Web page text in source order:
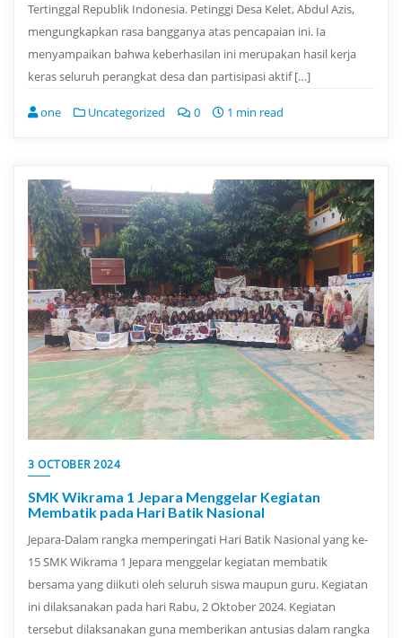
Tertinggal Republik Indonesia. Petinggi Desa Kelet, Abdul Azis,
mengungkapkan rasa bangganya atas pencapaian ini. Ia
menyampaikan bahwa keberhasilan ini merupakan hasil kerja
keras seluruh perangkat desa dan partisipasi aktif […]
one Uncategorized 0 1 min read
3 OCTOBER 2024
SMK Wikrama 1 Jepara Menggelar Kegiatan
Membatik pada Hari Batik Nasional
Jepara-Dalam rangka memperingati Hari Batik Nasional yang ke-
15 SMK Wikrama 1 Jepara menggelar kegiatan membatik
bersama yang diikuti oleh seluruh siswa maupun guru. Kegiatan
ini dilaksanakan pada hari Rabu, 2 Oktober 2024. Kegiatan
tersebut dilaksanakan guna memberikan antusias dalam rangka